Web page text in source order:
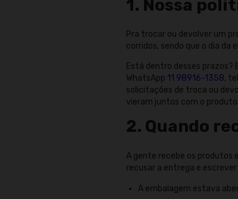
1. Nossa
Pra trocar ou devolver um
corridos, sendo que o dia
Está dentro desses prazos?
WhatsApp 11 98916-1358,
solicitações de troca ou
vieram juntos com o produto.
2. Quando
A gente recebe os produtos
recusar a entrega e
A embalagem estava